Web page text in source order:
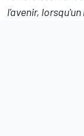
l'avenir,